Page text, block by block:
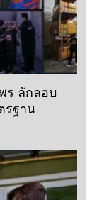
ร ลักลอบ
รฐาน